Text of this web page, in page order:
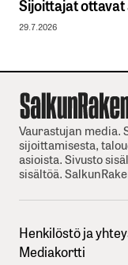
Sijoittajat
29.7.2026
Vaurastujan media.
sijoittamisesta,
asioista. Sivusto
sisältöä.
Henkilöstö ja
Mediakortti